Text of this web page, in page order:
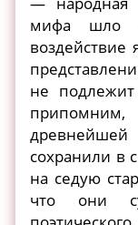
мифа шло
воздействие
не
сохранили в
на седую
что они